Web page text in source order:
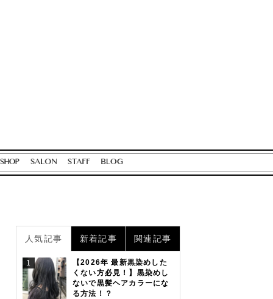
人気記事 新着記事 関連記事
1
【2026年 最新黒染めした
くない方必見！】黒染めし
ないで黒髪ヘアカラーにな
る方法！？